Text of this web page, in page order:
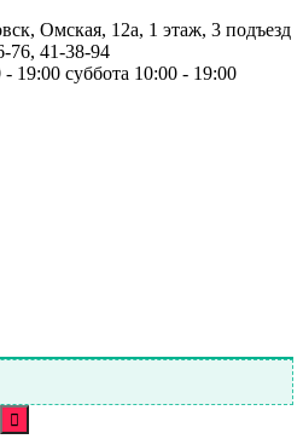
Омская, 12а, 1 этаж, 3 подъезд
76, 41-38-94
- 19:00 суббота 10:00 - 19:00